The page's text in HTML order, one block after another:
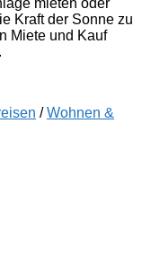
Kraft der Sonne zu
Miete und Kauf
/Wohnen &